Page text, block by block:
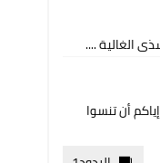
الغالية ....
أن تنسوا